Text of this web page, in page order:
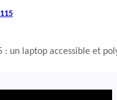
: un laptop accessible